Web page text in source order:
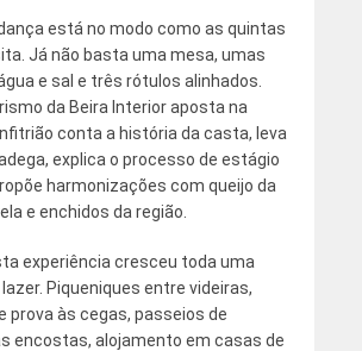
está no modo como as quintas
Já não basta uma mesa, umas
e sal e três rótulos alinhados.
da Beira Interior aposta na
conta a história da casta, leva
explica o processo de estágio
harmonizações com queijo da
e enchidos da região.
experiência cresceu toda uma
Piqueniques entre videiras,
prova às cegas, passeios de
encostas, alojamento em casas de